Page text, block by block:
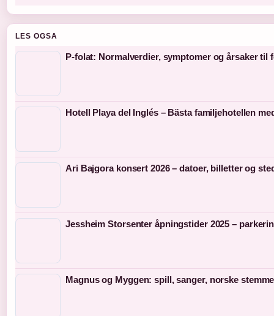
LES OGSA
P-folat: Normalverdier, symptomer og årsaker til
Hotell Playa del Inglés – Bästa familjehotellen
Ari Bajgora konsert 2026 – datoer, billetter og
Jessheim Storsenter åpningstider 2025 –
Magnus og Myggen: spill, sanger, norske